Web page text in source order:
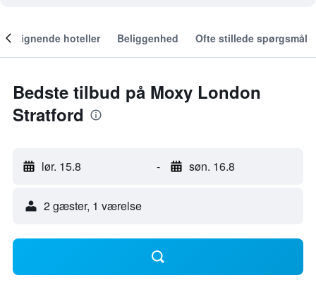
Lignende hoteller Beliggenhed Ofte stillede spørgsmål
Bedste tilbud på Moxy London
Stratford
lør. 15.8 - søn. 16.8
2 gæster, 1 værelse